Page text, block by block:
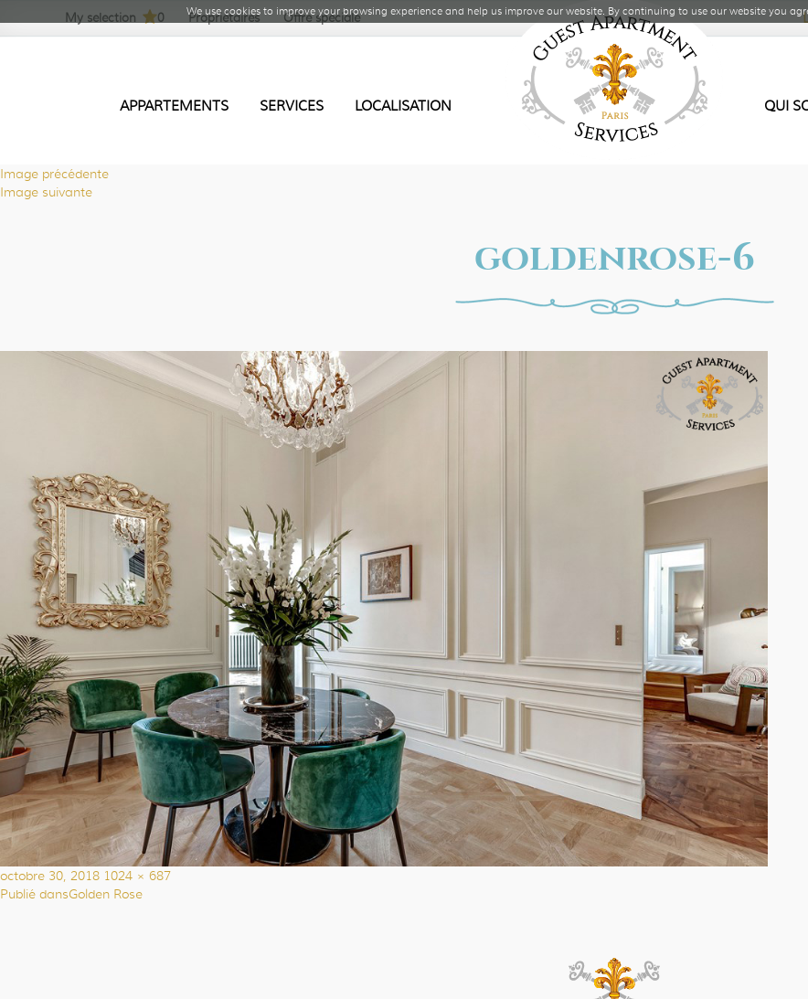
My selection 0 Propriétaires Offre spéciale
APPARTEMENTS SERVICES LOCALISATION QUI
Image précédente
Image suivante
goldenrose-6
Publié
le
octobre 30, 2018 Taille
réelle
1024 × 687
Publié dansGolden Rose
We use cookies to improve your browsing experience and help us improve our website. By continuing to use our website you